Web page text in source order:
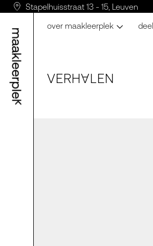
Stapelhuisstraat 13 - 15, Leuven
over maakleerplek
VERHALEN